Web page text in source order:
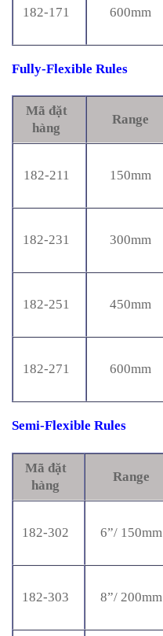
182-171 600mm
Fully-Flexible Rules
Mã đặt
hàng
Range
182-211 150mm
182-231 300mm
182-251 450mm
182-271 600mm
Semi-Flexible Rules
Mã đặt
hàng
Range
182-302 6”/ 150mm
182-303 8”/ 200mm